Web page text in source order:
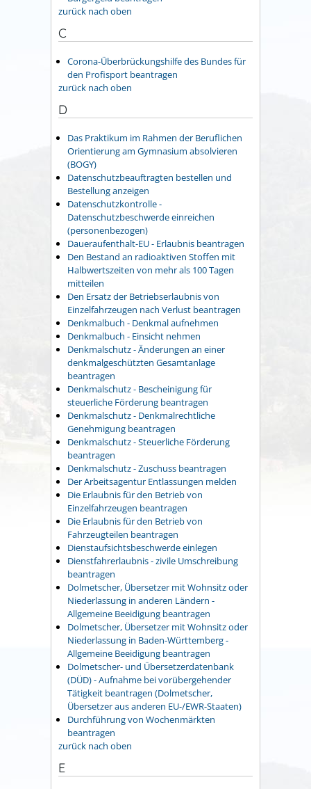
zurück nach oben
C
Corona-Überbrückungshilfe des Bundes für
den Profisport beantragen
zurück nach oben
D
Das Praktikum im Rahmen der Beruflichen
Orientierung am Gymnasium absolvieren
(BOGY)
Datenschutzbeauftragten bestellen und
Bestellung anzeigen
Datenschutzkontrolle -
Datenschutzbeschwerde einreichen
(personenbezogen)
Daueraufenthalt-EU - Erlaubnis beantragen
Den Bestand an radioaktiven Stoffen mit
Halbwertszeiten von mehr als 100 Tagen
mitteilen
Den Ersatz der Betriebserlaubnis von
Einzelfahrzeugen nach Verlust beantragen
Denkmalbuch - Denkmal aufnehmen
Denkmalbuch - Einsicht nehmen
Denkmalschutz - Änderungen an einer
denkmalgeschützten Gesamtanlage
beantragen
Denkmalschutz - Bescheinigung für
steuerliche Förderung beantragen
Denkmalschutz - Denkmalrechtliche
Genehmigung beantragen
Denkmalschutz - Steuerliche Förderung
beantragen
Denkmalschutz - Zuschuss beantragen
Der Arbeitsagentur Entlassungen melden
Die Erlaubnis für den Betrieb von
Einzelfahrzeugen beantragen
Die Erlaubnis für den Betrieb von
Fahrzeugteilen beantragen
Dienstaufsichtsbeschwerde einlegen
Dienstfahrerlaubnis - zivile Umschreibung
beantragen
Dolmetscher, Übersetzer mit Wohnsitz oder
Niederlassung in anderen Ländern -
Allgemeine Beeidigung beantragen
Dolmetscher, Übersetzer mit Wohnsitz oder
Niederlassung in Baden-Württemberg -
Allgemeine Beeidigung beantragen
Dolmetscher- und Übersetzerdatenbank
(DÜD) - Aufnahme bei vorübergehender
Tätigkeit beantragen (Dolmetscher,
Übersetzer aus anderen EU-/EWR-Staaten)
Durchführung von Wochenmärkten
beantragen
zurück nach oben
E